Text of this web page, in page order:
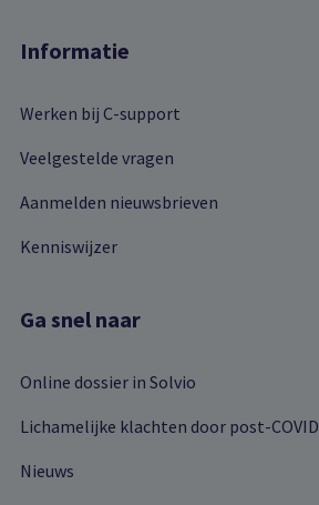
Informatie
Werken bij C-support
Veelgestelde vragen
Aanmelden nieuwsbrieven
Kenniswijzer
Ga snel naar
Online dossier in Solvio
Lichamelijke klachten door post-COVID
Nieuws